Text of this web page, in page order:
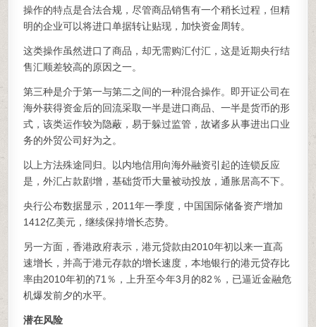
操作的特点是合法合规，尽管商品销售有一个稍长过程，但精
明的企业可以将进口单据转让贴现，加快资金周转。
这类操作虽然进口了商品，却无需购汇付汇，这是近期央行结
售汇顺差较高的原因之一。
第三种是介于第一与第二之间的一种混合操作。即开证公司在
海外获得资金后的回流采取一半是进口商品、一半是货币的形
式，该类运作较为隐蔽，易于躲过监管，故诸多从事进出口业
务的外贸公司好为之。
以上方法殊途同归。以内地信用向海外融资引起的连锁反应
是，外汇占款剧增，基础货币大量被动投放，通胀居高不下。
央行公布数据显示，2011年一季度，中国国际储备资产增加
1412亿美元，继续保持增长态势。
另一方面，香港政府表示，港元贷款由2010年初以来一直高
速增长，并高于港元存款的增长速度，本地银行的港元贷存比
率由2010年初的71％，上升至今年3月的82％，已逼近金融危
机爆发前夕的水平。
潜在风险